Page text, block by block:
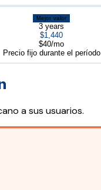
Mejor valor
3 years
$1,440
$40/mo
Precio fijo durante el período
a sus usuarios.